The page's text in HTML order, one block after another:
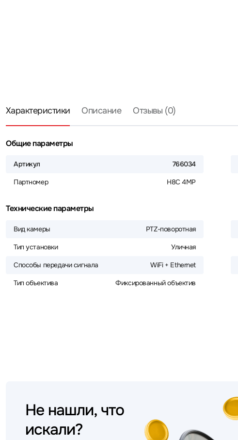
Характеристики Описание Отзывы (0)
Общие параметры
Артикул 766034
Партномер H8C 4MP
Технические параметры
Вид камеры PTZ-поворотная
Тип установки Уличная
Способы передачи сигнала WiFi + Ethernet
Тип объектива Фиксированный объектив
Не нашли, что
искали?